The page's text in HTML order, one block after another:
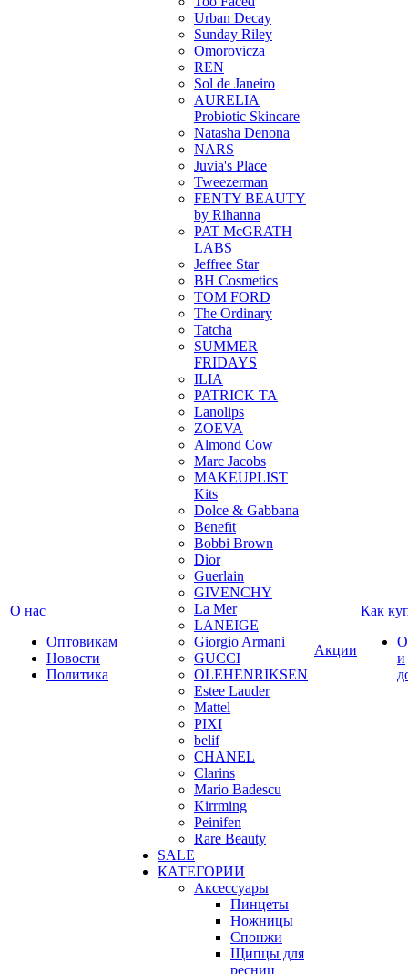
О нас
Оптовикам
Новости
Политика
Urban Decay
Sunday Riley
Omorovicza
REN
Sol de Janeiro
AURELIA
Probiotic Skincare
Natasha Denona
NARS
Juvia's Place
Tweezerman
FENTY BEAUTY
by Rihanna
PAT McGRATH
LABS
Jeffree Star
BH Cosmetics
TOM FORD
The Ordinary
Tatcha
SUMMER
FRIDAYS
ILIA
PATRICK TA
Lanolips
ZOEVA
Almond Cow
Marc Jacobs
MAKEUPLIST
Kits
Dolce & Gabbana
Benefit
Bobbi Brown
Dior
Guerlain
GIVENCHY
La Mer
LANEIGE
Giorgio Armani
GUCCI
OLEHENRIKSEN
Estee Lauder
Mattel
PIXI
belif
CHANEL
Clarins
Mario Badescu
Kirrming
Peinifen
Rare Beauty
SALE
КАТЕГОРИИ
Аксессуары
Пинцеты
Ножницы
Спонжи
Щипцы для
ресниц
Акции
Как
и